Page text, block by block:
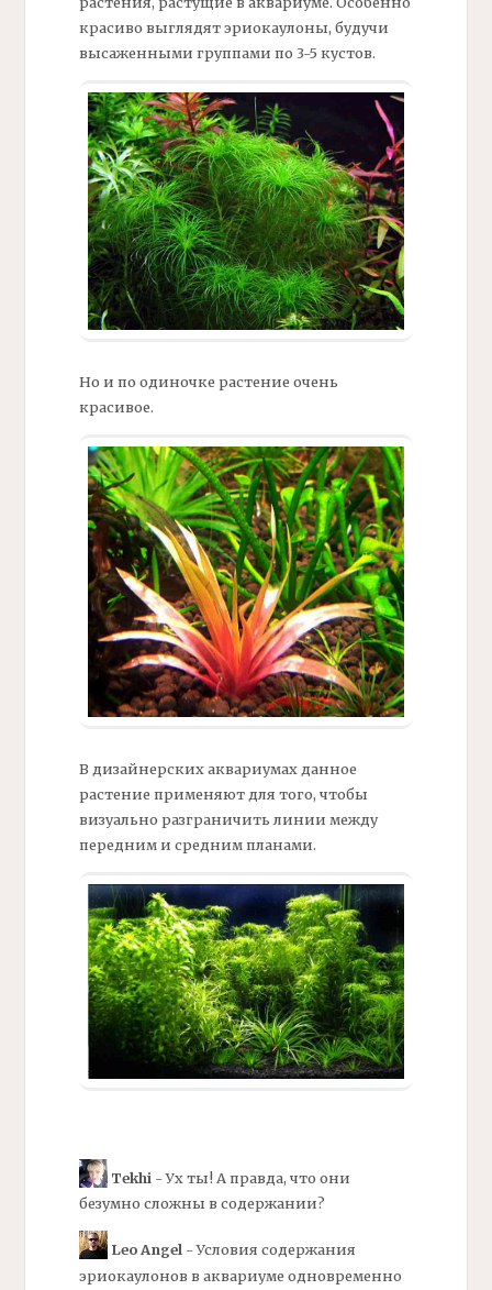
красиво выглядят эриокаулоны, будучи
высаженными группами по 3-5 кустов.
Но и по одиночке растение очень
красивое.
В дизайнерских аквариумах данное
растение применяют для того, чтобы
визуально разграничить линии между
передним и средним планами.
Tekhi- Ух ты! А правда, что они
безумно сложны в содержании?
Leo Angel- Условия содержания
эриокаулонов в аквариуме одновременно